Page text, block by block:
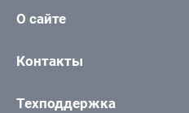
О сайте
Контакты
Техподдержка